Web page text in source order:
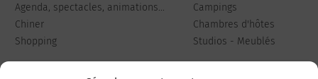
Agenda, spectacles, animations...
Chiner
Shopping
Campings
Chambres d'hôtes
Studios - Meublés